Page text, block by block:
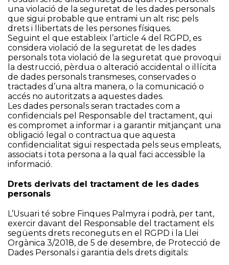
una violació de la seguretat de les dades personals
que sigui probable que entrami un alt risc pels
drets i llibertats de les persones físiques.
Seguint el que estableix l’article 4 del RGPD, es
considera violació de la seguretat de les dades
personals tota violació de la seguretat que provoqui
la destrucció, pèrdua o alteració accidental o il·lícita
de dades personals transmeses, conservades o
tractades d’una altra manera, o la comunicació o
accés no autoritzats a aquestes dades.
Les dades personals seran tractades com a
confidencials pel Responsable del tractament, qui
es compromet a informar i a garantir mitjançant una
obligació legal o contractua que aquesta
confidencialitat sigui respectada pels seus empleats,
associats i tota persona a la qual faci accessible la
informació.
Drets derivats del tractament de les dades
personals
L’Usuari té sobre Finques Palmyra i podrà, per tant,
exercir davant del Responsable del tractament els
següents drets reconeguts en el RGPD i la Llei
Orgànica 3/2018, de 5 de desembre, de Protecció de
Dades Personals i garantia dels drets digitals: